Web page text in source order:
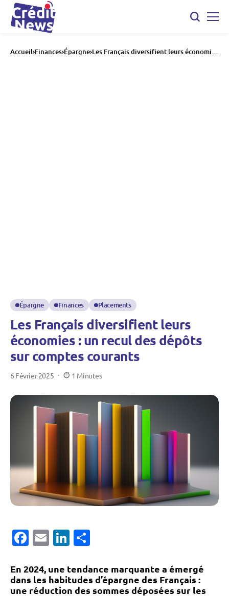
Accueil Finances Épargne Les Français diversifient leurs économies
: un recul des dépôts sur comptes
Épargne Finances Placements
Les Français diversifient leurs
économies : un recul des dépôts
sur comptes courants
6 Février 2025 1 Minutes
Facebook
EmailLinkedIn
En 2024, une tendance marquante a émergé
dans les habitudes d’épargne des Français :
une réduction des sommes déposées sur les